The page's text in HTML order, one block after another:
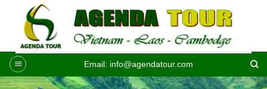
contenu
Email: info@agendatour.com